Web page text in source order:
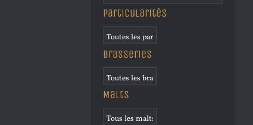
Particularités
Brasseries
Malts